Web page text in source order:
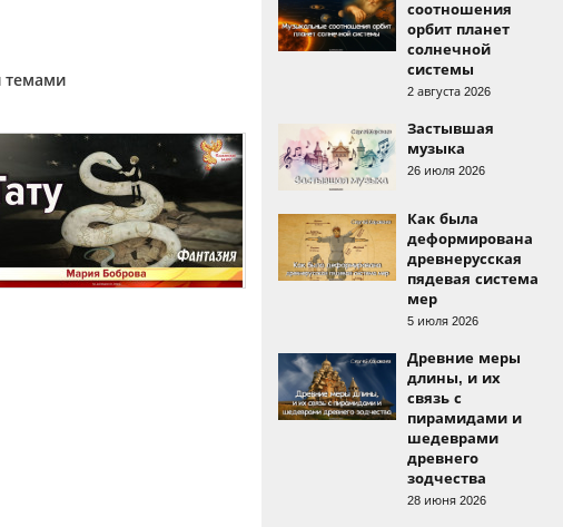
темами
соотношения
орбит планет
солнечной
системы
2 августа 2026
Застывшая
музыка
26 июля 2026
Как была
деформирована
древнерусская
пядевая система
мер
5 июля 2026
Древние меры
длины, и их
связь с
пирамидами и
шедеврами
древнего
зодчества
28 июня 2026